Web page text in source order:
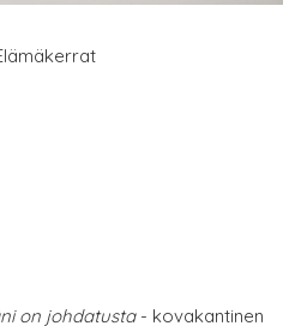
on johdatusta- kovakantinen